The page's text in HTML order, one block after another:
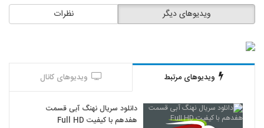
نظرات ویدیوهای دیگر
ویدیوهای مرتبط ویدیوهای کانال
دانلود سریال نهنگ آبی قسمت
هفدهم با کیفیت Full HD